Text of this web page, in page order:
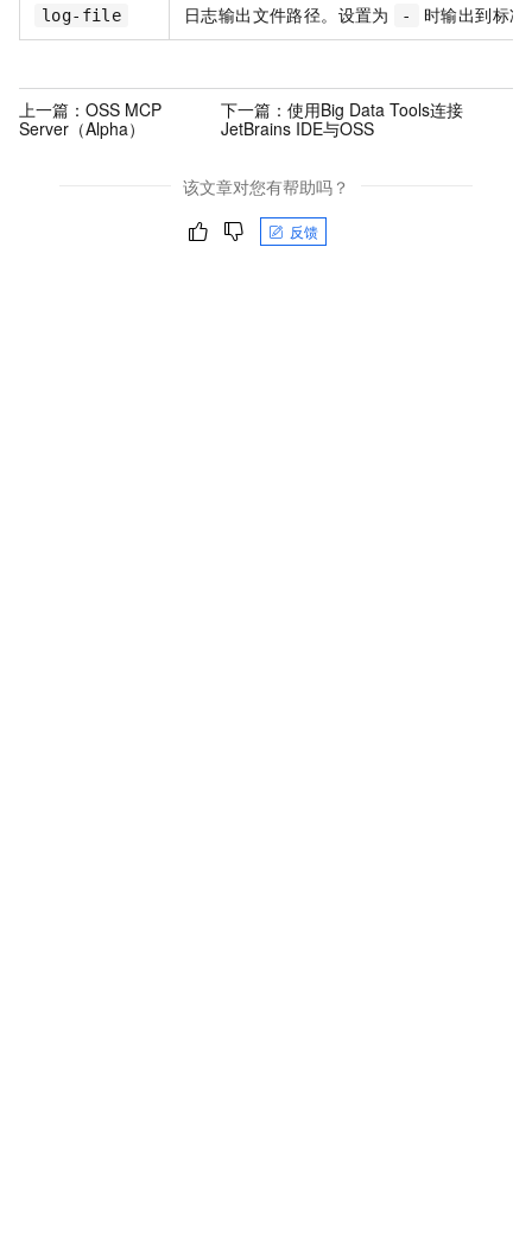
log-file 日志输出文件路径。设置为 - 时输出到标准
上一篇： OSS MCP
Server（Alpha）
下一篇： 使用Big Data Tools连接
JetBrains IDE与OSS
该文章对您有帮助吗？
反馈